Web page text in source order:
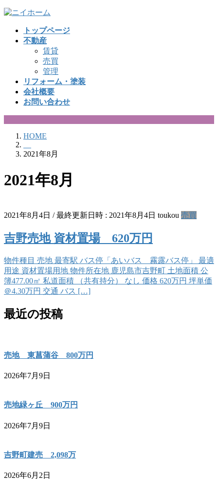
コ
ナ
トップページ
不動産
賃貸
売買
管理
リフォーム・塗装
会社概要
お問い合わせ
HOME
2021年8月
2021年8月
2021年8月4日 / 最終更新日時 : 2021年8月4日 toukou 売買
吉野売地 資材置場 620万円
物件種目 売地 最寄駅 バス停「あいバス 霧露バス停」 最適
用途 資材置場用地 物件所在地 鹿児島市吉野町 土地面積 公
簿477.00㎡ 私道面積 （共有持分） なし 価格 620万円 坪単価
＠4.30万円 交通 バス […]
最近の投稿
売地 東菖蒲谷 800万円
2026年7月9日
売地緑ヶ丘 900万円
2026年7月9日
吉野町建売 2,098万
2026年6月2日